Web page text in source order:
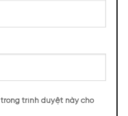
Hươngtrình duyệt này cho